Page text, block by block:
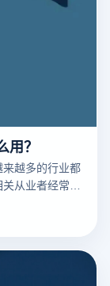
？
越多的行业都
从业者经常要
用到指纹浏览
需要知道什么